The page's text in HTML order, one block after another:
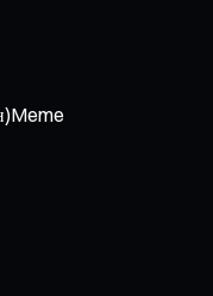
Meme